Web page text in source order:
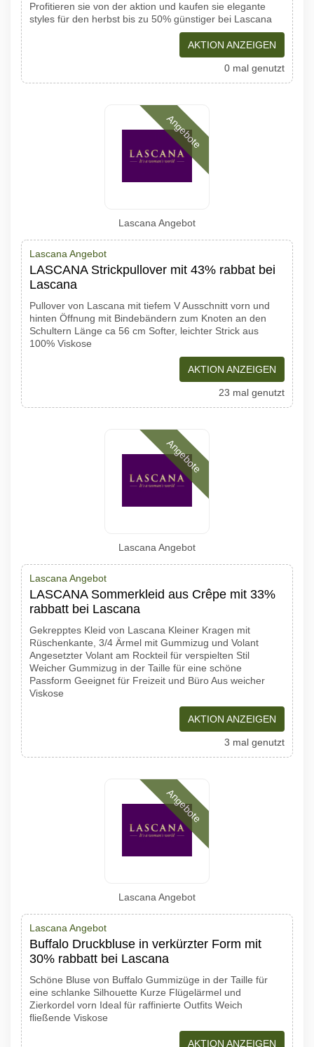
Profitieren sie von der aktion und kaufen sie elegante
styles für den herbst bis zu 50% günstiger bei Lascana
AKTION ANZEIGEN
0 mal genutzt
Angebote
Lascana Angebot
Lascana Angebot
LASCANA Strickpullover mit 43% rabbat bei
Lascana
Pullover von Lascana mit tiefem V Ausschnitt vorn und
hinten Öffnung mit Bindebändern zum Knoten an den
Schultern Länge ca 56 cm Softer, leichter Strick aus
100% Viskose
AKTION ANZEIGEN
23 mal genutzt
Angebote
Lascana Angebot
Lascana Angebot
LASCANA Sommerkleid aus Crêpe mit 33%
rabbatt bei Lascana
Gekrepptes Kleid von Lascana Kleiner Kragen mit
Rüschenkante, 3/4 Ärmel mit Gummizug und Volant
Angesetzter Volant am Rockteil für verspielten Stil
Weicher Gummizug in der Taille für eine schöne
Passform Geeignet für Freizeit und Büro Aus weicher
Viskose
AKTION ANZEIGEN
3 mal genutzt
Angebote
Lascana Angebot
Lascana Angebot
Buffalo Druckbluse in verkürzter Form mit
30% rabbatt bei Lascana
Schöne Bluse von Buffalo Gummizüge in der Taille für
eine schlanke Silhouette Kurze Flügelärmel und
Zierkordel vorn Ideal für raffinierte Outfits Weich
fließende Viskose
AKTION ANZEIGEN